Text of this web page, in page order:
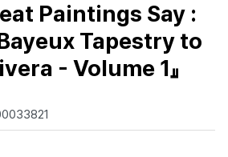
Paintings Say :
Tapestry to
- Volume 1』